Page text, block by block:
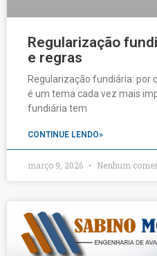
Regularização
e regras
Regularização fundiária: por
é um tema cada vez mais
fundiária tem
CONTINUE LENDO»
março 9, 2026 Nenhum